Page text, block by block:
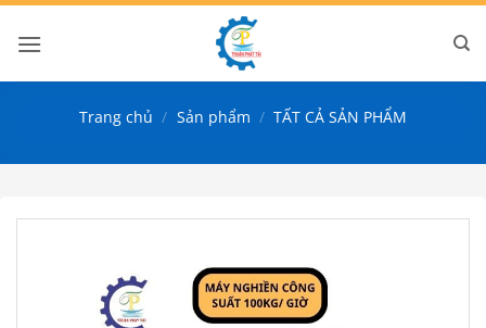
Bỏ
qua
Trang chủ / Sản phẩm / TẤT CẢ SẢN PHẨM